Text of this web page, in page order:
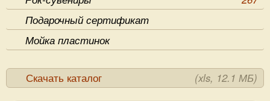
Подарочный сертификат
Мойка пластинок
Скачать каталог (xls, 12.1 МБ)